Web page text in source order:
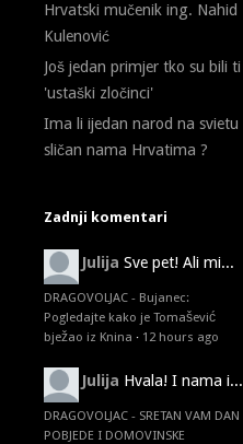
Hrvatski mučenik ing. Nahid
Kulenović
Još jedan primjer tko su bili ti
'ustaški zločinci'
Ima li ijedan narod na svietu
sličan nama Hrvatima ?
Zadnji komentari
Julija Sve pet! Ali mi...
DRAGOVOLJAC - Bujanec:
Pogledajte kako je Tomašević
bježao iz Knina · 12 hours ago
Julija Hvala! I nama i...
DRAGOVOLJAC - SRETAN VAM DAN
POBJEDE I DOMOVINSKE